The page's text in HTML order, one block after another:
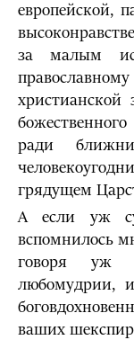
европейской,
за малым
христианской
ради
грядущем
А если уж
вспомнилось
говоря уж
любомудрии,
ваших